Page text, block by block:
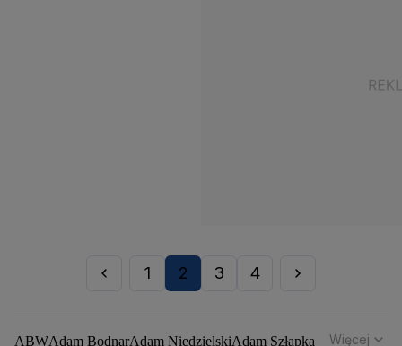
1 2 3 4
ABWAdam BodnarAdam NiedzielskiAdam Szłapka
Więcej